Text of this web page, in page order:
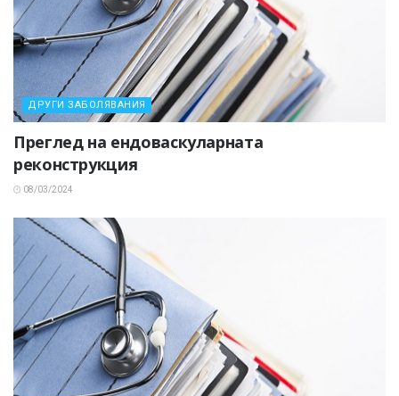
ДРУГИ ЗАБОЛЯВАНИЯ
Преглед на ендоваскуларната
реконструкция
08/03/2024